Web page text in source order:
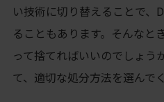
い技術に切り替えることで、
ることもあります。そんなと
って捨てればいいのでしょう
て、適切な処分方法を選んで